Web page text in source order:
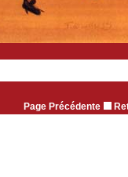
Page Précédente